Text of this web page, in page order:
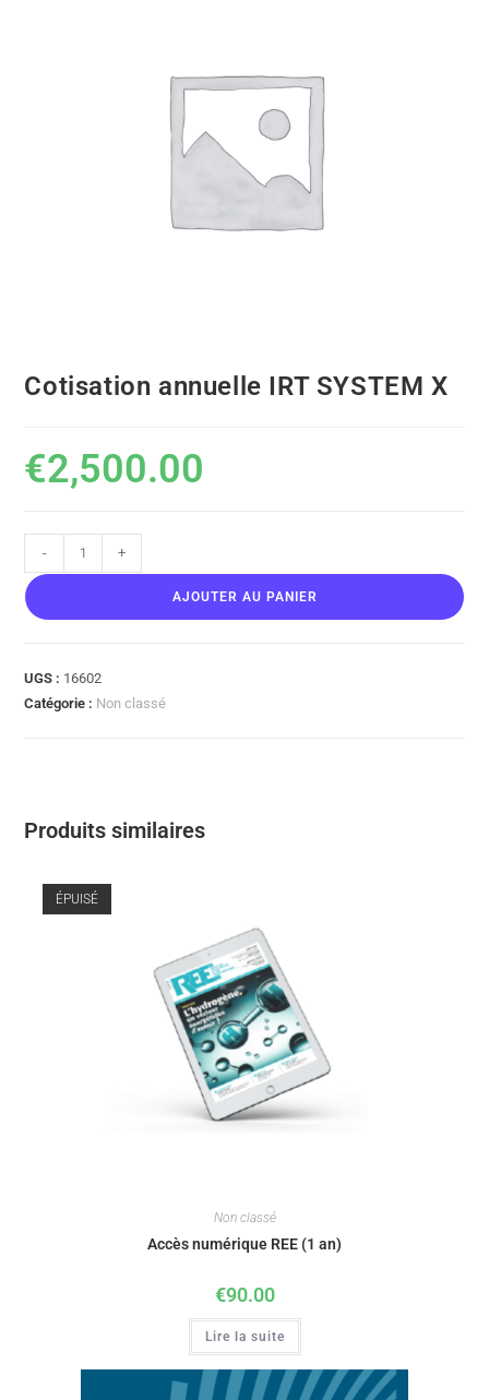
Cotisation annuelle IRT SYSTEM X
€2,500.00
- +
AJOUTER AU PANIER
UGS : 16602
Catégorie : Non classé
Produits similaires
ÉPUISÉ
Non classé
Accès numérique REE (1 an)
€90.00
Lire la suite